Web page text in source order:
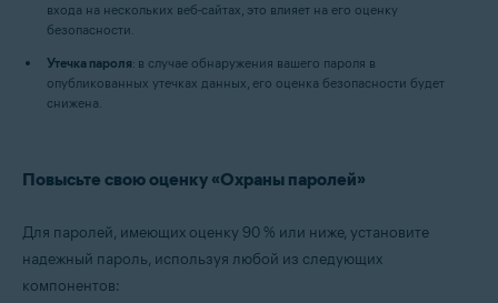
входа на нескольких веб-сайтах, это влияет на его оценку
безопасности.
Утечка пароля: в случае обнаружения вашего пароля в
опубликованных утечках данных, его оценка безопасности будет
снижена.
Повысьте свою оценку «Охраны паролей»
Для паролей, имеющих оценку 90 % или ниже, установите
надежный пароль, используя любой из следующих
компонентов: